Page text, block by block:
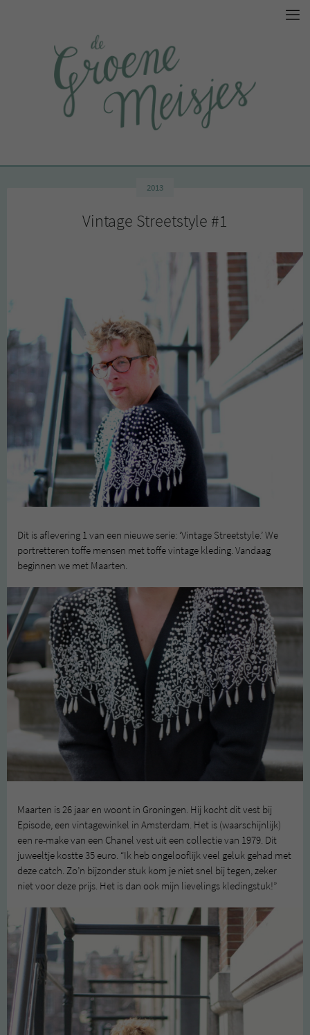
2013
Vintage Streetstyle #1
Dit is aflevering 1 van een nieuwe serie: ‘Vintage Streetstyle.’ We
portretteren toffe mensen met toffe vintage kleding. Vandaag
beginnen we met Maarten.
Maarten is 26 jaar en woont in Groningen. Hij kocht dit vest bij
Episode, een vintagewinkel in Amsterdam. Het is (waarschijnlijk)
een re-make van een Chanel vest uit een collectie van 1979. Dit
juweeltje kostte 35 euro. “Ik heb ongelooflijk veel geluk gehad met
deze catch. Zo’n bijzonder stuk kom je niet snel bij tegen, zeker
niet voor deze prijs. Het is dan ook mijn lievelings kledingstuk!”